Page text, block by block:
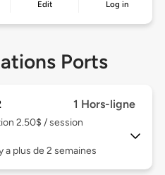
Edit Log in
Ports
1 Hors-ligne
2.50$ / session
a plus de 2 semaines